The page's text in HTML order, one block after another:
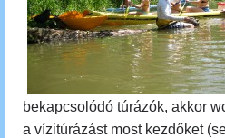
bekapcsolódó túrázók, akkor
a vízitúrázást most kezdőket